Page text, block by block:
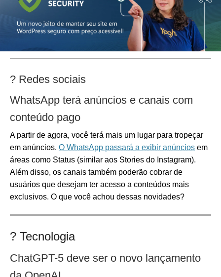
? Redes sociais
WhatsApp terá anúncios e canais com
conteúdo pago
A partir de agora, você terá mais um lugar para tropeçar
em anúncios. O WhatsApp passará a exibir anúncios em
áreas como Status (similar aos Stories do Instagram).
Além disso, os canais também poderão cobrar de
usuários que desejam ter acesso a conteúdos mais
exclusivos. O que você achou dessas novidades?
? Tecnologia
ChatGPT-5 deve ser o novo lançamento